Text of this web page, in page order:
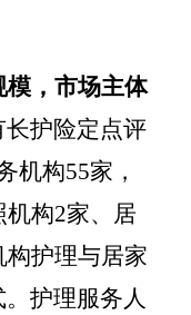
模，市场主体
长护险定点评
机构55家 ，
机构2家、居
构护理与居家
护理服务人